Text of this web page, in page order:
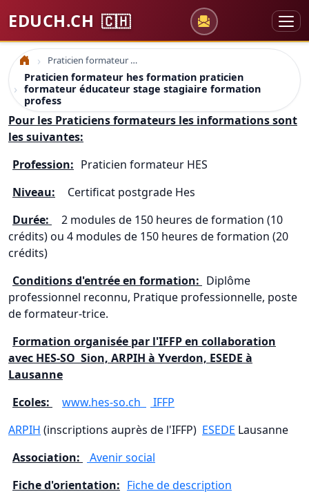
EDUCH.CH 🇨🇭
Accueil Praticien formateur hes formation praticien formateur éducateur stage stagiaire formation profess
Praticien formateur hes formation praticien
formateur éducateur stage stagiaire formation
profess
Pour les Praticiens formateurs les informations sont
les suivantes:
Profession: Praticien formateur HES
Niveau:
Certificat postgrade Hes
Durée:
2 modules de 150 heures de formation (10
crédits) ou 4 modules de 150 heures de formation (20
crédits)
Conditions d'entrée en formation: Diplôme
professionnel reconnu, Pratique professionnelle, poste
de formateur-trice.
Formation organisée par l'IFFP en collaboration
avec HES-SO Sion, ARPIH à Yverdon, ESEDE à
Lausanne
Ecoles:
www.hes-so.ch
IFFP
ARPIH (inscriptions auprès de l'IFFP) ESEDE Lausanne
Association:
Avenir social
Fiche d'orientation: Fiche de description